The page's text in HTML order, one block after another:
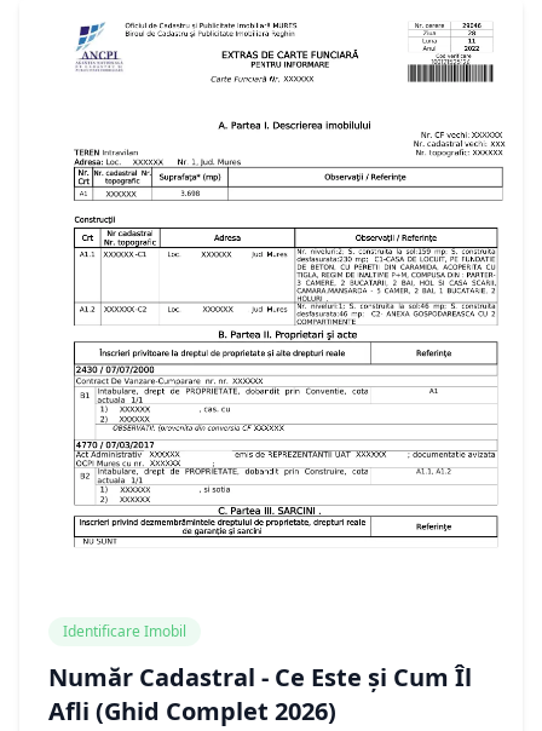
Identificare Imobil
Număr Cadastral - Ce Este și Cum Îl
Afli (Ghid Complet 2026)